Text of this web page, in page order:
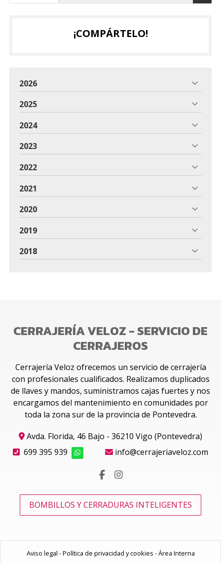
¡COMPÁRTELO!
2026
2025
2024
2023
2022
2021
2020
2019
2018
CERRAJERÍA VELOZ - SERVICIO DE
CERRAJEROS
Cerrajería Veloz ofrecemos un servicio de cerrajería
con profesionales cualificados. Realizamos duplicados
de llaves y mandos, suministramos cajas fuertes y nos
encargamos del mantenimiento en comunidades por
toda la zona sur de la provincia de Pontevedra.
Avda. Florida, 46 Bajo - 36210 Vigo (Pontevedra)
699 395 939
info@cerrajeriaveloz.com
BOMBILLOS Y CERRADURAS INTELIGENTES
Aviso legal -Política de privacidad y cookies -Área Interna